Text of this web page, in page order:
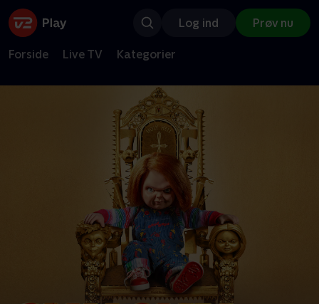
Log ind Prøv nu
Forside Live TV Kategorier